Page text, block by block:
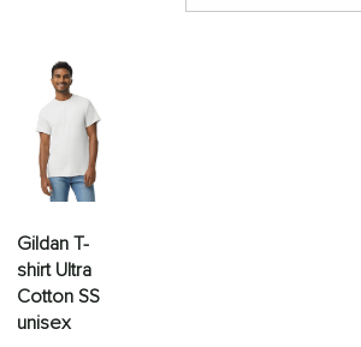
Gildan T-
shirt Ultra
Cotton SS
unisex